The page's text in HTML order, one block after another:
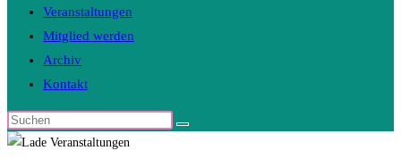
Veranstaltungen
Mitglied werden
Archiv
Kontakt
Diese
Website